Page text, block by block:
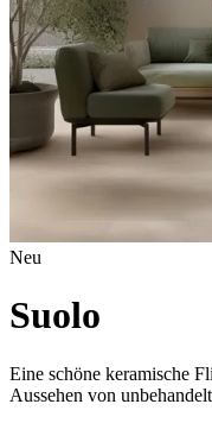
Neu
Suolo
Eine schöne keramische
Aussehen von